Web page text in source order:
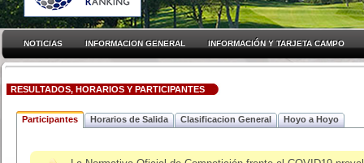
NOTICIAS INFORMACION GENERAL INFORMACIÓN Y TARJETA CAMPO
RESULTADOS, HORARIOS Y PARTICIPANTES
Participantes Horarios de Salida Clasificacion General Hoyo a Hoyo